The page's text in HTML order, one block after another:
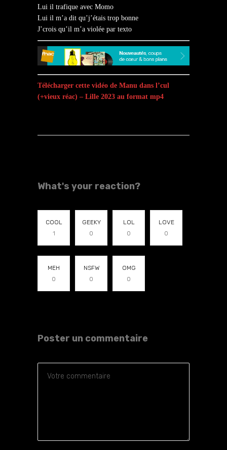
Lui il trafique avec Momo
Lui il m’a dit qu’j’étais trop bonne
J’crois qu’il m’a violée par texto
Télécharger cette vidéo de Manu dans l’cul
(+vieux réac) – Lille 2023 au format mp4
What's your reaction?
COOL
1
GEEKY
0
LOL
0
LOVE
0
MEH
0
NSFW
0
OMG
0
Poster un commentaire